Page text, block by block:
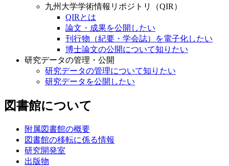
九州大学学術情報リポジトリ（QIR）
QIRとは
論文・成果を公開したい
刊行物（紀要・学会誌）を電子化したい
博士論文の公開について知りたい
研究データの管理・公開
研究データの管理について知りたい
研究データを公開したい
図書館について
附属図書館の概要
図書館の移転に係る情報
研究開発室
出版物